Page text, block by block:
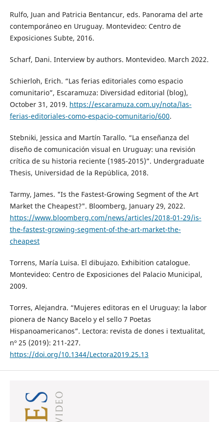
Rulfo, Juan and Patricia Bentancur, eds. Panorama del arte
contemporáneo en Uruguay. Montevideo: Centro de
Exposiciones Subte, 2016.
Scharf, Dani. Interview by authors. Montevideo. March 2022.
Schierloh, Erich. “Las ferias editoriales como espacio
comunitario”, Escaramuza: Diversidad editorial (blog),
October 31, 2019. https://escaramuza.com.uy/nota/las-
ferias-editoriales-como-espacio-comunitario/600.
Stebniki, Jessica and Martín Tarallo. “La enseñanza del
diseño de comunicación visual en Uruguay: una revisión
crítica de su historia reciente (1985-2015)”. Undergraduate
Thesis, Universidad de la República, 2018.
Tarmy, James. "Is the Fastest-Growing Segment of the Art
Market the Cheapest?". Bloomberg, January 29, 2022.
https://www.bloomberg.com/news/articles/2018-01-29/is-
the-fastest-growing-segment-of-the-art-market-the-
cheapest
Torrens, María Luisa. El dibujazo. Exhibition catalogue.
Montevideo: Centro de Exposiciones del Palacio Municipal,
2009.
Torres, Alejandra. “Mujeres editoras en el Uruguay: la labor
pionera de Nancy Bacelo y el sello 7 Poetas
Hispanoamericanos”. Lectora: revista de dones i textualitat,
nº 25 (2019): 211-227.
https://doi.org/10.1344/Lectora2019.25.13